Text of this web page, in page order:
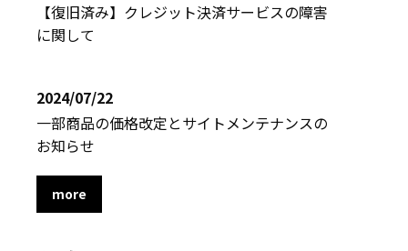
【復旧済み】クレジット決済サービスの障害
に関して
2024/07/22
一部商品の価格改定とサイトメンテナンスの
お知らせ
more